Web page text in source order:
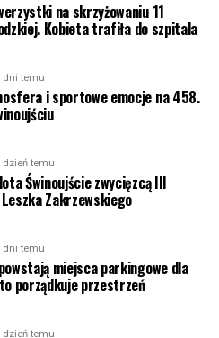
na skrzyżowaniu 11
Kobieta trafiła do szpitala
dni temu
i sportowe emocje na 458.
dzień temu
Świnoujście zwycięzcą III
Zakrzewskiego
dni temu
miejsca parkingowe dla
porządkuje przestrzeń
dzień temu